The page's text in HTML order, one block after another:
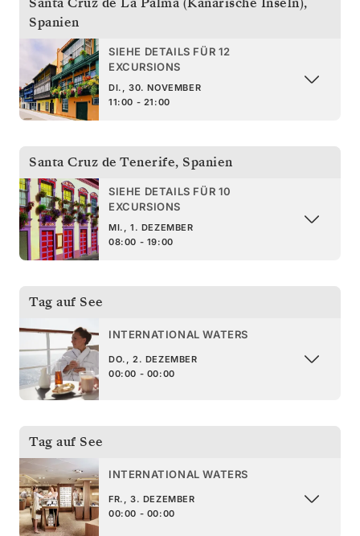
Spanien
SIEHE DETAILS FÜR 12
EXCURSIONS
DI., 30. NOVEMBER
11:00 - 21:00
Santa Cruz de Tenerife, Spanien
SIEHE DETAILS FÜR 10
EXCURSIONS
MI., 1. DEZEMBER
08:00 - 19:00
Tag auf See
INTERNATIONAL WATERS
DO., 2. DEZEMBER
00:00 - 00:00
Tag auf See
INTERNATIONAL WATERS
FR., 3. DEZEMBER
00:00 - 00:00